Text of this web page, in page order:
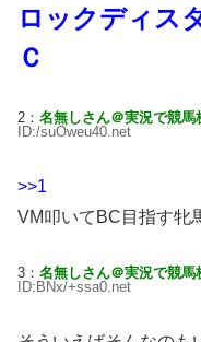
ロックディス
Ｃ
2： 名無しさん＠実況で競馬
ID:/suOweu40.net
>>1
VM叩いてBC目指す牝
3： 名無しさん＠実況で競馬
ID:BNx/+ssa0.net